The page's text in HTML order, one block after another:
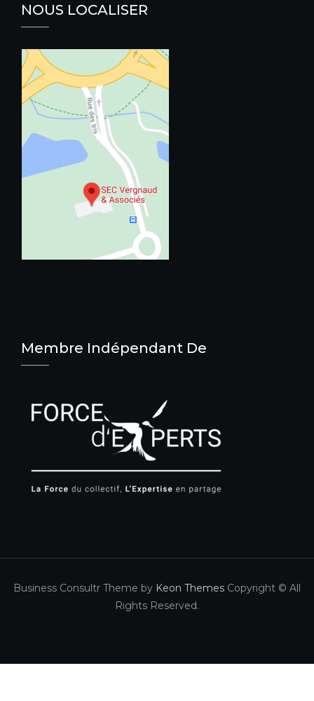
NOUS LOCALISER
Membre Indépendant De
Business Consultr Theme by Keon Themes Copyright © All
Rights Reserved.